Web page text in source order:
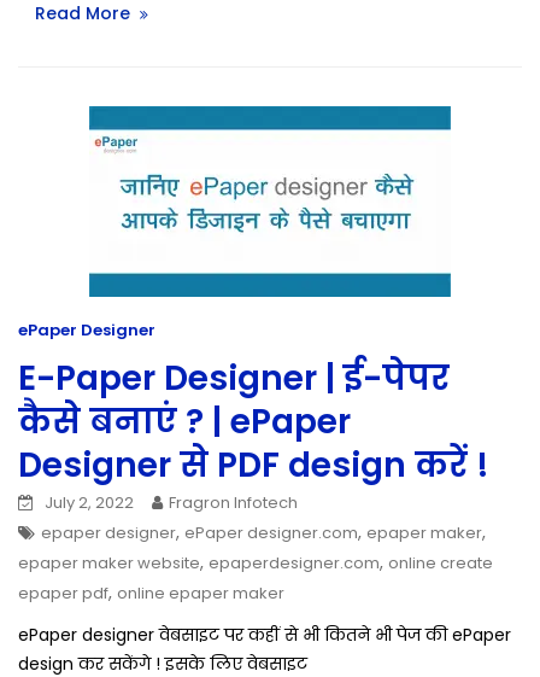
Read More
ePaper Designer
E-Paper Designer | ई-पेपर
कैसे बनाएं ? | ePaper
Designer से PDF design करें !
July 2, 2022
Fragron Infotech
epaper designer, ePaper designer.com, epaper maker,
epaper maker website, epaperdesigner.com, online create
epaper pdf, online epaper maker
ePaper designer वेबसाइट पर कहीं से भी कितने भी पेज की ePaper
design कर सकेंगे ! इसके लिए वेबसाइट